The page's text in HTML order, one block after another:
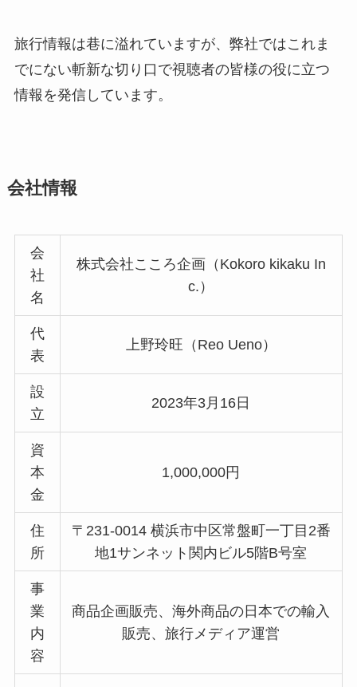
旅行情報は巷に溢れていますが、弊社ではこれま
でにない斬新な切り口で視聴者の皆様の役に立つ
情報を発信しています。
会社情報
会
社
名
株式会社こころ企画（Kokoro kikaku In
c.）
代
表
上野玲旺（Reo Ueno）
設
立
2023年3月16日
資
本
金
1,000,000円
住
所
〒231-0014 横浜市中区常盤町一丁目2番
地1サンネット関内ビル5階B号室
事
業
内
容
商品企画販売、海外商品の日本での輸入
販売、旅行メディア運営